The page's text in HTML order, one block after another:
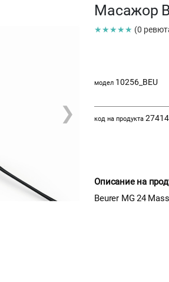
❯
Масажор
★★★★★ (0
модел 10256_BEU
код на продукта 27414
Описание на
Beurer MG 24